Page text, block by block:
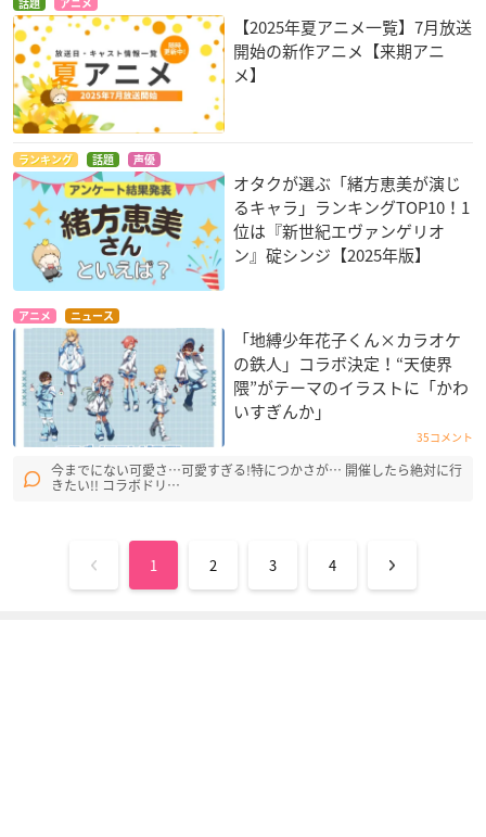
話題 アニメ
【2025年夏アニメ一覧】7月放送
開始の新作アニメ【来期アニ
メ】
ランキング 話題 声優
オタクが選ぶ「緒方恵美が演じ
るキャラ」ランキングTOP10！1
位は『新世紀エヴァンゲリオ
ン』碇シンジ【2025年版】
アニメ ニュース
「地縛少年花子くん×カラオケ
の鉄人」コラボ決定！“天使界
隈”がテーマのイラストに「かわ
いすぎんか」
35コメント
今までにない可愛さ…可愛すぎる!特につかさが… 開催したら絶対に行
きたい!! コラボドリ…
1 2 3 4